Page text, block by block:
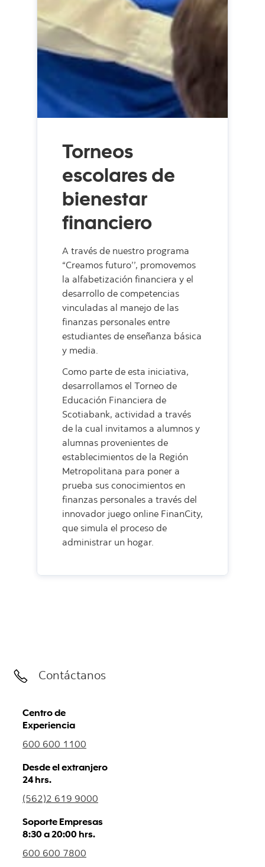
Torneos
escolares de
bienestar
financiero
A través de nuestro programa
“Creamos futuro’’, promovemos
la alfabetización financiera y el
desarrollo de competencias
vinculadas al manejo de las
finanzas personales entre
estudiantes de enseñanza básica
y media.
Como parte de esta iniciativa,
desarrollamos el Torneo de
Educación Financiera de
Scotiabank, actividad a través
de la cual invitamos a alumnos y
alumnas provenientes de
establecimientos de la Región
Metropolitana para poner a
prueba sus conocimientos en
finanzas personales a través del
innovador juego online FinanCity,
que simula el proceso de
administrar un hogar.
Contáctanos
Centro de
Experiencia
600 600 1100
Desde el extranjero
24 hrs.
(562)2 619 9000
Soporte Empresas
8:30 a 20:00 hrs.
600 600 7800